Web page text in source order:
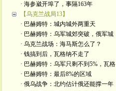
· 海参崴开埠了，事隔163年
【乌克兰战局13】
· 巴赫姆特：城内城外两重天
· 巴赫姆特：乌军城郊突破，俄军城
· 乌克兰战场：海马斯怎么了？
· 钱搞到后，瓦格纳不走了
· 巴赫姆特：乌军只剩不到5%，瓦格
· 巴赫姆特：最后8%的区域
· 俄乌战争：北约估计俄还能撑一年